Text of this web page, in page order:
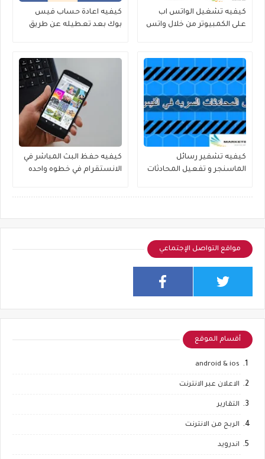
كيفيه تشغيل الواتس اب
على الكمبيوتر من خلال واتس
كيفيه اعادة حساب فيس
بوك بعد تعطيله عن طريق
كيفيه تشفير رسائل
الماسنجر و تفعيل المحادثات
كيفيه حفظ البث المباشر في
الانستقرام في خطوه واحده
مواقع التواصل الإجتماعي
أقسام الموقع
android & ios
الاعلان عبر الانترنت
التقارير
الربح من الانترنت
اندرويد